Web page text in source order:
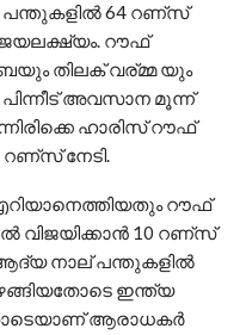
പന്തുകളില്‍ 64 റണ്സ്
റൗഫ്
തിലക് വര്മ്മ യും
അവസാന മൂന്ന്
ഹാരിസ് റൗഫ്
റണ്സ് നേടി.
റൗഫ്
10 റണ്സ്
നാല് പന്തുകളില്‍
ഇന്ത്യ
ആരാധകര്‍